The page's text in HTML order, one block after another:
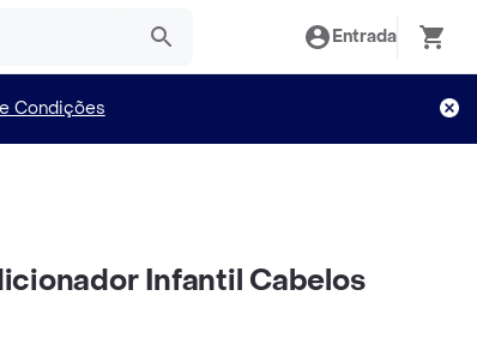
Entrada
Condições
Infantil Cabelos